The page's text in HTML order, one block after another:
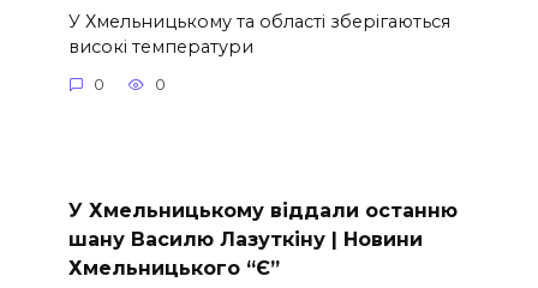
У Хмельницькому та області зберігаються
високі температури
0 0
У Хмельницькому віддали останню
шану Василю Лазуткіну | Новини
Хмельницького “Є”